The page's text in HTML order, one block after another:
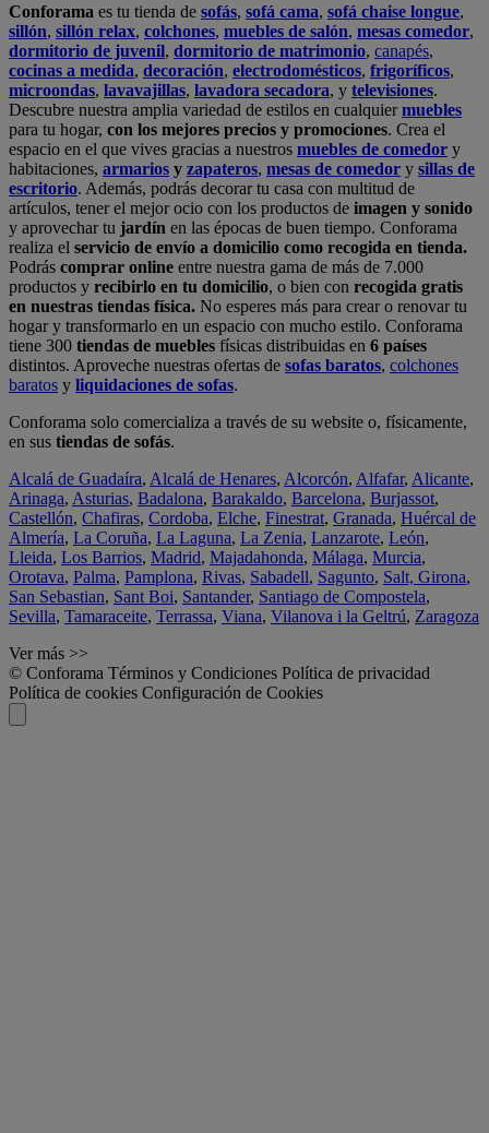
Conforama es tu tienda de sofás, sofá cama, sofá chaise longue,
sillón, sillón relax, colchones, muebles de salón, mesas comedor,
dormitorio de juvenil, dormitorio de matrimonio, canapés,
cocinas a medida, decoración, electrodomésticos, frigoríficos,
microondas, lavavajillas, lavadora secadora, y televisiones.
Descubre nuestra amplia variedad de estilos en cualquiermuebles
para tu hogar, con los mejores precios y promociones. Crea el
espacio en el que vives gracias a nuestros muebles de comedor y
habitaciones, armarios y zapateros, mesas de comedor y sillas de
escritorio. Además, podrás decorar tu casa con multitud de
artículos, tener el mejor ocio con los productos de imagen y sonido
y aprovechar tu jardín en las épocas de buen tiempo. Conforama
realiza el servicio de envío a domicilio como recogida en tienda.
Podrás comprar online entre nuestra gama de más de 7.000
productos y recibirlo en tu domicilio, o bien con recogida gratis
en nuestras tiendas física. No esperes más para crear o renovar tu
hogar y transformarlo en un espacio con mucho estilo. Conforama
tiene 300 tiendas de muebles físicas distribuidas en 6 países
distintos. Aproveche nuestras ofertas de sofas baratos, colchones
baratos y liquidaciones de sofas.
Conforama solo comercializa a través de su website o, físicamente,
en sus tiendas de sofás.
Alcalá de Guadaíra, Alcalá de Henares, Alcorcón, Alfafar, Alicante,
Arinaga, Asturias, Badalona, Barakaldo, Barcelona, Burjassot,
Castellón, Chafiras, Cordoba, Elche, Finestrat, Granada, Huércal de
Almería, La Coruña, La Laguna, La Zenia, Lanzarote, León,
Lleida, Los Barrios, Madrid, Majadahonda, Málaga, Murcia,
Orotava, Palma, Pamplona, Rivas, Sabadell, Sagunto, Salt, Girona,
San Sebastian, Sant Boi, Santander, Santiago de Compostela,
Sevilla, Tamaraceite, Terrassa, Viana, Vilanova i la Geltrú, Zaragoza
Ver más >>
© Conforama Términos y Condiciones Política de privacidad
Política de cookies Configuración de Cookies